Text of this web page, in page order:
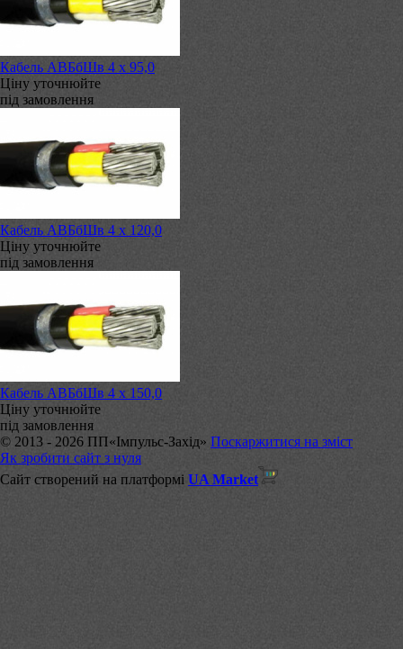
Кабель АВБбШв 4 х 95,0
Ціну уточнюйте
під замовлення
Кабель АВБбШв 4 х 120,0
Ціну уточнюйте
під замовлення
Кабель АВБбШв 4 х 150,0
Ціну уточнюйте
під замовлення
© 2013 - 2026 ПП«Імпульс-Захід» Поскаржитися на зміст
Як зробити сайт з нуля
Сайт створений на платформі UA Market